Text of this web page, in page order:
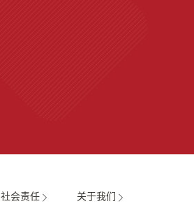
社会责任 关于我们